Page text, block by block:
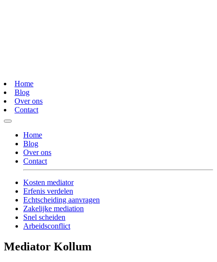
Home
Blog
Over ons
Contact
Home
Blog
Over ons
Contact
Kosten mediator
Erfenis verdelen
Echtscheiding aanvragen
Zakelijke mediation
Snel scheiden
Arbeidsconflict
Mediator Kollum